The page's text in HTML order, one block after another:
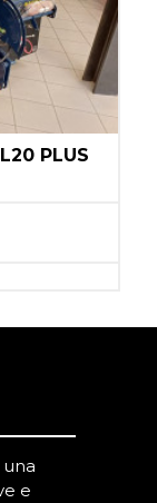
PLUS
una
e